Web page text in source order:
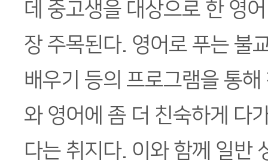
데 중고생을 대상으로 한 영
장 주목된다. 영어로 푸는 불
배우기 등의 프로그램을 통
와 영어에 좀 더 친숙하게 다
다는 취지다. 이와 함께 일반